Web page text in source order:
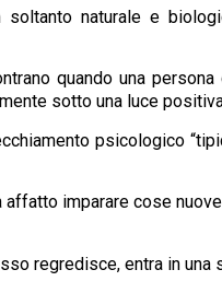
soltanto naturale e
quando una
sotto una luce
psicologico
affatto imparare cose
regredisce, entra in